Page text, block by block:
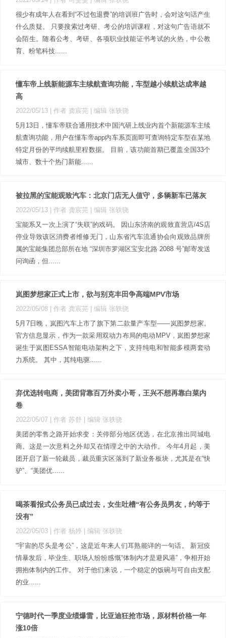
很少有成年人在看到“不过包退费”的培训班广告时，会对这句话产生
什么质疑。 只要搜索过考研、考公的培训课程，对这句广告语就不
会陌生。随着公考、考研、各项职业技能证书考试的火热，中公教
育、粉笔科技......
懂车帝上线新能源车主续航查询功能，车型越小续航达成率越
高
2022/05/13 | 作者 龚宸芫
| 编辑 张轶骁
5月13日，懂车帝联合通用技术中国汽研上线业内首个新能源车主续
航查询功能，用户在懂车帝app内车系页面即可查询特定车型在某地
特定月份的平均续航里程数据。 目前，该功能首期已覆盖全国33个
城市、数十个热门新能......
被拉黑的宝能观致汽车：北京门店无人值守，多辆新车已落灰
2022/05/13 | 作者 龚宸芫
| 编辑 张轶骁
宝能系又一次上演了“失联”的戏码。 因山东济南的观致直营店/4S店
停业导致该区消费者维修无门，山东省汽车流通协会向观致品牌所
属的宝能集团总部所在地 “深圳市罗湖区宝安北路 2088 号”邮寄发送
问询函，但......
岚图梦想家正式上市，欲与别克丰田争高端MPV市场
2022/05/08 | 作者 龚宸芫
| 编辑 张轶骁
5月7日晚，岚图汽车上市了旗下第二款量产车型——岚图梦想家。
官方信息显示，作为一款采用双动力布局的电动MPV，岚图梦想家
诞生于岚图ESSA智能电动架构之下，支持纯电和智能多模两套动
力系统。 其中，其纯电驱......
弃优选转电商，美团背靠百万外卖小哥，王兴不想再靠白菜内
卷
2022/05/07 | 作者 苏舒
| 编辑 张轶骁
美团的零售之路开始求变：关停部分地区优选，在北京推出同城电
商。这是一次意料之外却又在情理之中的大动作。 今年4月起，美
团开启了新一轮裁员，裁员重灾区落到了新业务板块，尤其是在“快
驴”、“美团优......
喝茶看报式公务员已成过去，女生吐槽“有公务员男友，约等于
没有”
2022/05/03 | 作者 杨婷
| 编辑 张轶骁
“宇宙的尽头是考公”，这是近年来人们耳熟能详的一句话。 新冠疫
情暴发后，毕业生、职场人纷纷感慨“体制内才是避风港”，争相开始
拥抱体制内的工作。 对于他们来说，一个稳定的饭碗与可自由支配
的业......
宁德时代一季度业绩爆雷，比亚迪狂抢市场，原材料价格一年
涨10倍